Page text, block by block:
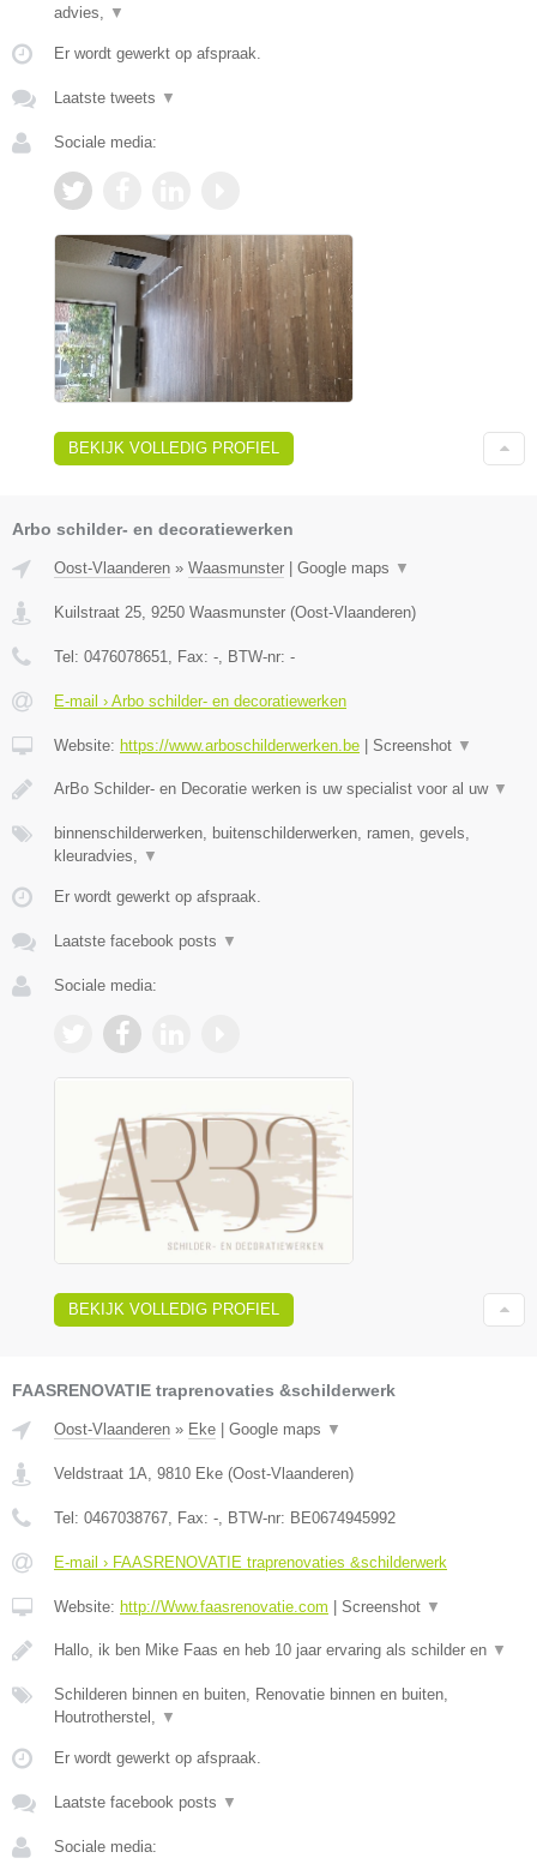
advies, ▼
Er wordt gewerkt op afspraak.
Laatste tweets ▼
Sociale media:
BEKIJK VOLLEDIG PROFIEL
Arbo schilder- en decoratiewerken
Oost-Vlaanderen » Waasmunster Google maps ▼
Kuilstraat 25 9250 Waasmunster (Oost-Vlaanderen)
Tel: 0476078651 , Fax: - , BTW-nr: -
E-mail › Arbo schilder- en decoratiewerken
Website: https://www.arboschilderwerken.be Screenshot ▼
ArBo Schilder- en Decoratie werken is uw specialist voor al uw ▼
binnenschilderwerken, buitenschilderwerken, ramen, gevels,
kleuradvies,
▼
Er wordt gewerkt op afspraak.
Laatste facebook posts ▼
Sociale media:
BEKIJK VOLLEDIG PROFIEL
FAASRENOVATIE traprenovaties &schilderwerk
Oost-Vlaanderen » Eke | Google maps ▼
Veldstraat 1A 9810 Eke (Oost-Vlaanderen)
Tel: 0467038767 , Fax: - , BTW-nr: BE0674945992
E-mail › FAASRENOVATIE traprenovaties &schilderwerk
Website: http://Www.faasrenovatie.com | Screenshot ▼
Hallo, ik ben Mike Faas en heb 10 jaar ervaring als schilder en ▼
Schilderen binnen en buiten, Renovatie binnen en buiten,
Houtrotherstel,
▼
Er wordt gewerkt op afspraak.
Laatste facebook posts ▼
Sociale media: